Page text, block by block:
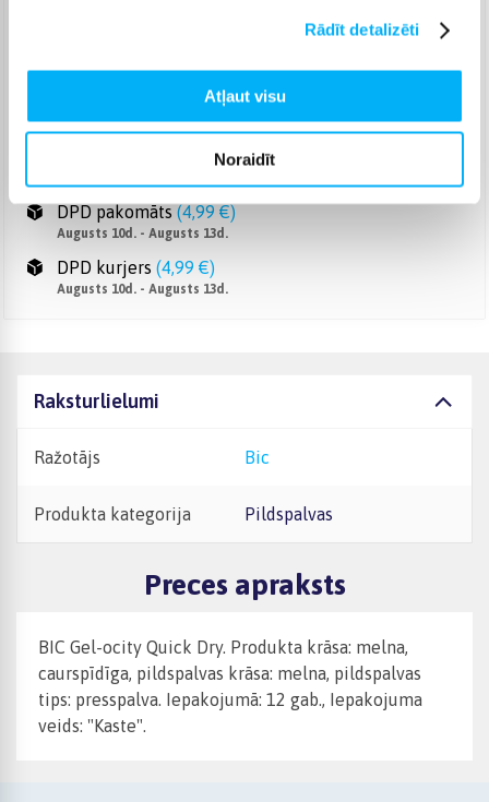
Rādīt detalizēti
Atļaut visu
Noraidīt
Augusts 10d. - Augusts 13d.
(3,99 €)
Augusts 10d. - Augusts 13d.
Smartposti pakomāts (2,99 €
DPD pakomāts (4,99 €)
Augusts 10d. - Augusts 13d.
DPD kurjers (4,99 €)
Augusts 10d. - Augusts 13d.
Raksturlielumi
Ražotājs Bic
Produkta kategorija Pildspalvas
Preces apraksts
BIC Gel-ocity Quick Dry. Produkta krāsa: melna,
caurspīdīga, pildspalvas krāsa: melna, pildspalvas
tips: presspalva. Iepakojumā: 12 gab., Iepakojuma
veids: "Kaste".